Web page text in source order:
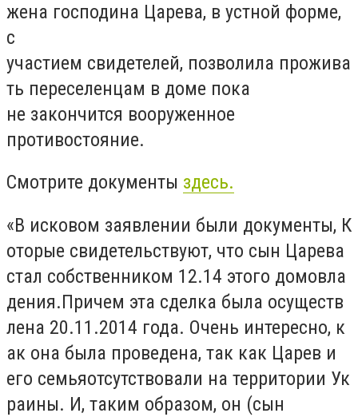
жена господина Царева, в устной форме,
с
участием свидетелей, позволила прожива
ть переселенцам в доме пока
не закончится вооруженное
противостояние.
Смотрите документы здесь.
«В исковом заявлении были документы, К
оторые свидетельствуют, что сын Царева
стал собственником 12.14 этого домовла
дения.Причем эта сделка была осуществ
лена 20.11.2014 года. Очень интересно, к
ак она была проведена, так как Царев и
его семьяотсутствовали на территории Ук
раины. И, таким образом, он (сын